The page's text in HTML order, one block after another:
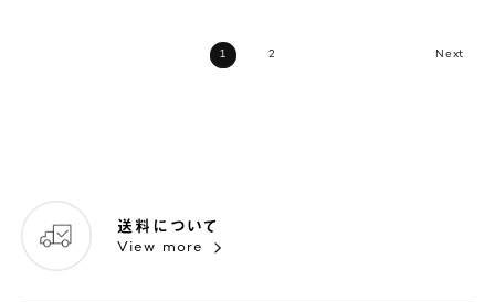
1 2
送料について
View more